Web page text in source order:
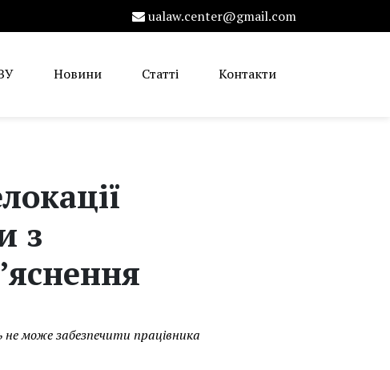
ualaw.center@gmail.com
Новини Статті Контакти
з
не може забезпечити працівника